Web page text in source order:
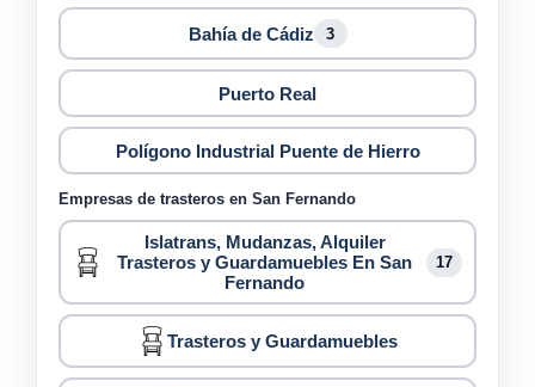
Bahía de Cádiz 3
Puerto Real
Polígono Industrial Puente de Hierro
Empresas de trasteros en San Fernando
Islatrans, Mudanzas, Alquiler
Trasteros y Guardamuebles En San
Fernando
17
Trasteros y Guardamuebles